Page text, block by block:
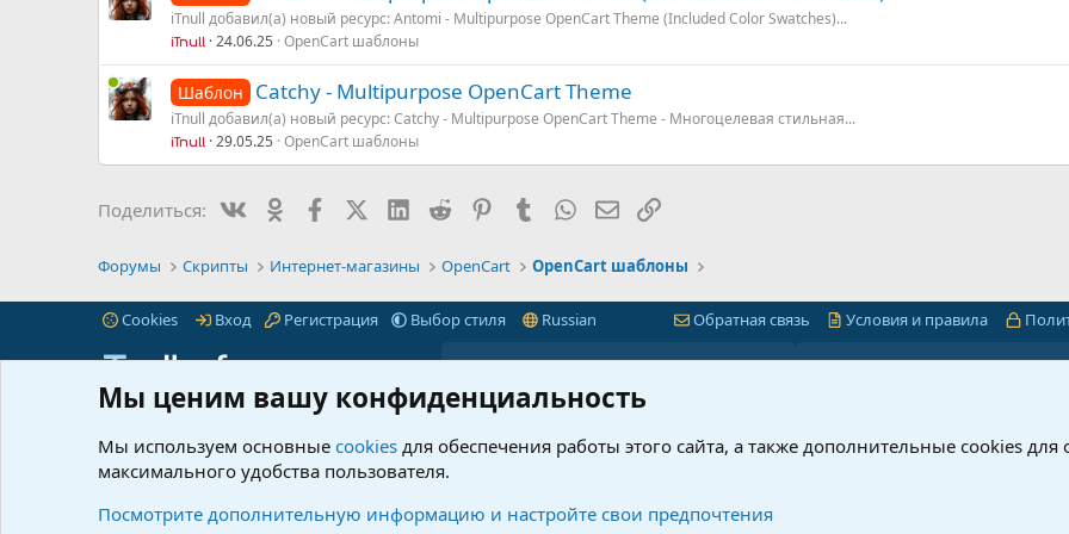
iTnull добавил(а) новый ресурс: Antomi - Multipurpose OpenCart Theme (Included Color Swatches)...
iTnull 24.06.25 OpenCart шаблоны
Шаблон Catchy - Multipurpose OpenCart Theme
iTnull добавил(а) новый ресурс: Catchy - Multipurpose OpenCart Theme - Многоцелевая стильная...
iTnull 29.05.25 OpenCart шаблоны
Поделиться: ВконтактеОдноклассники
FacebookX (Twitter)
LinkedIn
Reddit PinterestTumblrWhatsAppЭлектронная почта
Ссылка
Форумы Скрипты Интернет-магазины OpenCart OpenCart шаблоны
Cookies Вход Регистрация Выбор стиля Russian Обратная связь Условия и правила
iTnull.info - это популярный форум для веб-
мастеров любого уровня. Читать далее...
© 2021-2026 iTnull.info |XenForo® © 2026 XenForo Ltd.
@info_itnull itnull_info
Маркет
Ресурсы
Интернет-магазин + CRM
Мы ценим вашу конфиденциальность
Мы используем основные cookies для обеспечения работы этого сайта, а также дополнительные cookies для
максимального удобства пользователя.
Посмотрите дополнительную информацию и настройте свои предпочтения